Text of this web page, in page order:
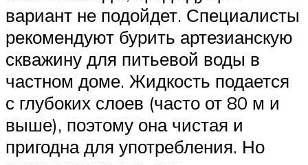
вариант не подойдет. Специалисты
рекомендуют бурить артезианскую
скважину для питьевой воды в
частном доме. Жидкость подается
с глубоких слоев (часто от 80 м и
выше), поэтому она чистая и
пригодна для употребления. Но